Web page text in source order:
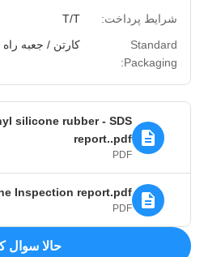
شرایط پرداخت:
T/T
Standard
Packaging:
کارتن / جعبه راه
silicone rubber - SDS
report..pdf
PDF
Inspection report.pdf
PDF
حالا سوال